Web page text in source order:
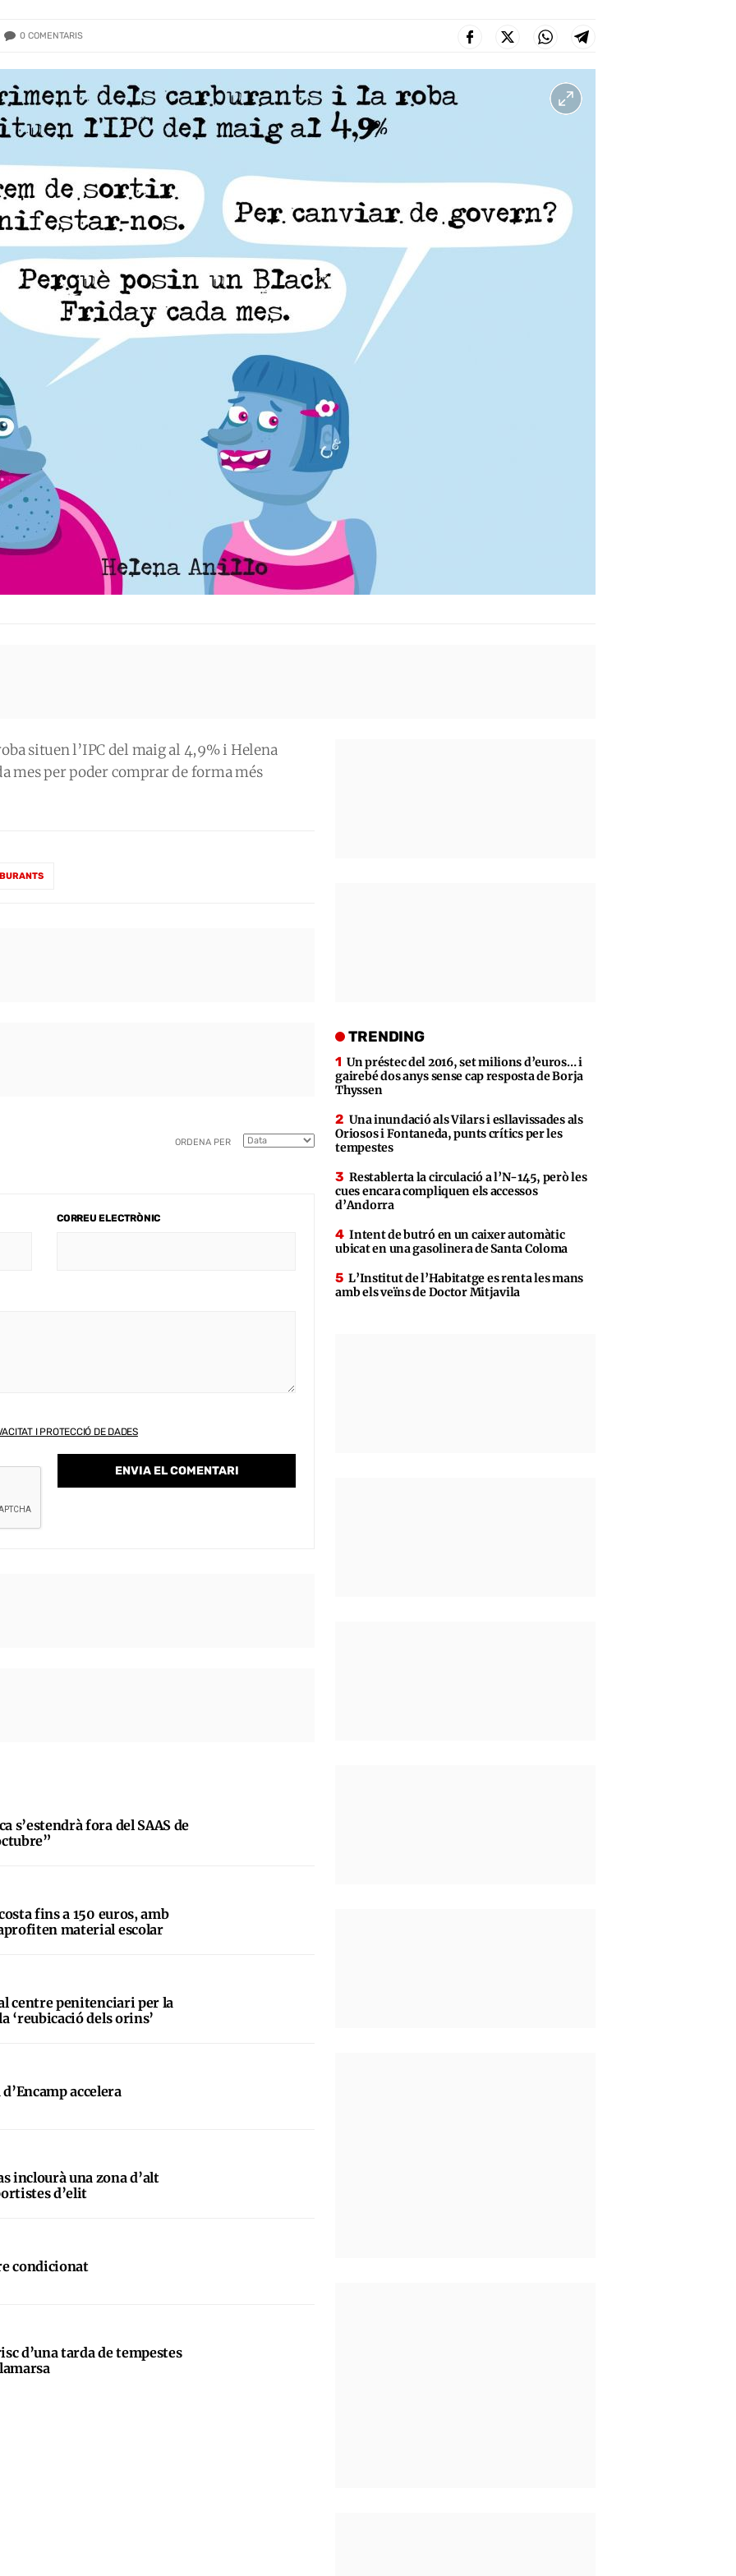
0 COMENTARIS
situen l’IPC del maig al 4,9% i Helena
mes per poder comprar de forma més
ORDENA PER
CORREU ELECTRÒNIC
I PROTECCIÓ DE DADES
s’estendrà fora del SAAS de
fins a 150 euros, amb
material escolar
centre penitenciari per la
‘reubicació dels orins’
accelera
inclourà una zona d’alt
d’elit
condicionat
d’una tarda de tempestes
TRENDING
Un préstec del 2016, set milions d’euros… i
gairebé dos anys sense cap resposta de Borja
Thyssen
Una inundació als Vilars i esllavissades als
Oriosos i Fontaneda, punts crítics per les
tempestes
Restablerta la circulació a l’N-145, però les
cues encara compliquen els accessos
d’Andorra
Intent de butró en un caixer automàtic
ubicat en una gasolinera de Santa Coloma
L’Institut de l’Habitatge es renta les mans
amb els veïns de Doctor Mitjavila